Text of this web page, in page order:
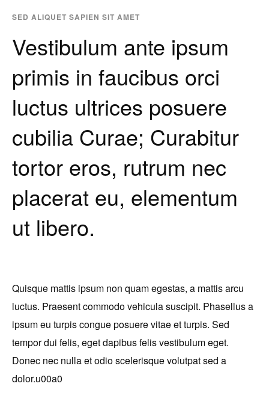
SED ALIQUET SAPIEN SIT AMET
Vestibulum ante ipsum
primis in faucibus orci
luctus ultrices posuere
cubilia Curae; Curabitur
tortor eros, rutrum nec
placerat eu, elementum
ut libero.
Quisque mattis ipsum non quam egestas, a mattis arcu
luctus. Praesent commodo vehicula suscipit. Phasellus a
ipsum eu turpis congue posuere vitae et turpis. Sed
tempor dui felis, eget dapibus felis vestibulum eget.
Donec nec nulla et odio scelerisque volutpat sed a
dolor.u00a0